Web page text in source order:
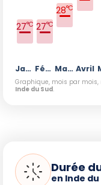
Janvier
27°C
Février
27°C
Mars
28°C
Avril
Graphique, mois par mois,
Inde du Sud
Durée
en Inde du